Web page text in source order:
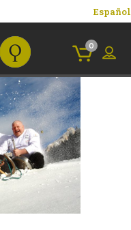
Español
0